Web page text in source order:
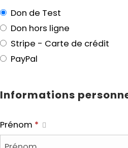
Don de Test
Don hors ligne
Stripe - Carte de crédit
PayPal
Informations
Prénom *